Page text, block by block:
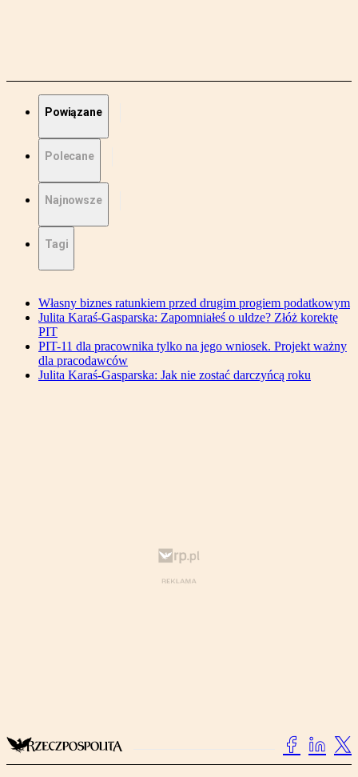
Powiązane
Polecane
Najnowsze
Tagi
Własny biznes ratunkiem przed drugim progiem podatkowym
Julita Karaś-Gasparska: Zapomniałeś o uldze? Złóż korektę
PIT
PIT-11 dla pracownika tylko na jego wniosek. Projekt ważny
dla pracodawców
Julita Karaś-Gasparska: Jak nie zostać darczyńcą roku